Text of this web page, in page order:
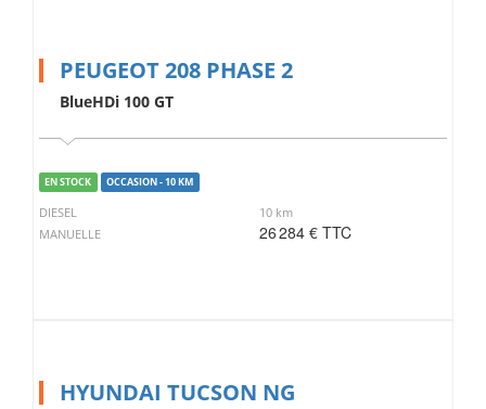
PEUGEOT 208 PHASE 2
BlueHDi 100 GT
EN STOCK OCCASION - 10 KM
DIESEL
10 km
MANUELLE
26 284 € TTC
HYUNDAI TUCSON NG